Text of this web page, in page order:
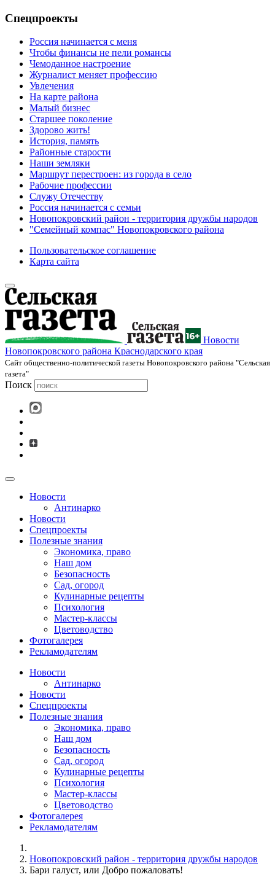
Спецпроекты
Россия начинается с меня
Чтобы финансы не пели романсы
Чемоданное настроение
Журналист меняет профессию
Увлечения
На карте района
Малый бизнес
Старшее поколение
Здорово жить!
История, память
Районные старости
Наши земляки
Маршрут перестроен: из города в село
Рабочие профессии
Служу Отечеству
Россия начинается с семьи
Новопокровский район - территория дружбы народов
"Семейный компас" Новопокровского района
Пользовательское соглашение
Карта сайта
Новости
Новопокровского района Краснодарского края
Cайт общественно-политической газеты Новопокровского района "Сельская
газета"
Поиск
Новости
Антинарко
Новости
Спецпроекты
Полезные знания
Экономика, право
Наш дом
Безопасность
Сад, огород
Кулинарные рецепты
Психология
Мастер-классы
Цветоводство
Фотогалерея
Рекламодателям
Новости
Антинарко
Новости
Спецпроекты
Полезные знания
Экономика, право
Наш дом
Безопасность
Сад, огород
Кулинарные рецепты
Психология
Мастер-классы
Цветоводство
Фотогалерея
Рекламодателям
Новопокровский район - территория дружбы народов
Бари галуст, или Добро пожаловать!